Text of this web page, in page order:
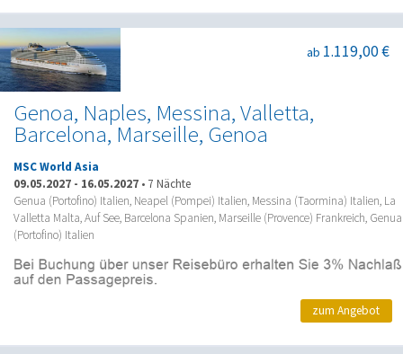
Genoa, Naples, Messina, Valletta,
Barcelona, Marseille, Genoa
ab 1.119,00 €
MSC World Asia
09.05.2027 - 16.05.2027 • 7 Nächte
Genua (Portofino) Italien, Neapel (Pompei) Italien, Messina (Taormina) Italien, La
Valletta Malta, Auf See, Barcelona Spanien, Marseille (Provence) Frankreich, Genua
(Portofino) Italien
zum Angebot